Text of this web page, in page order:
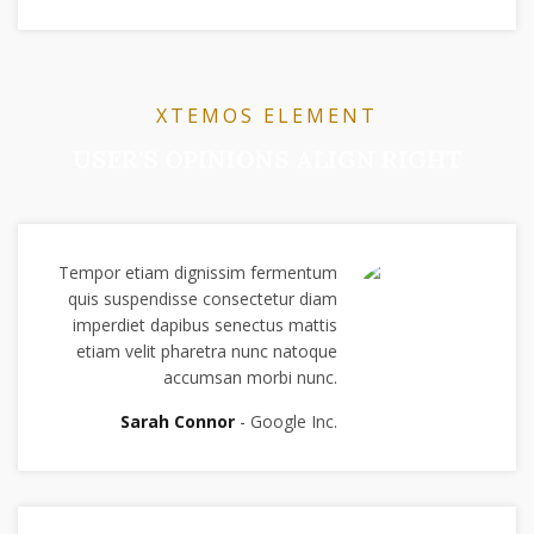
XTEMOS ELEMENT
Tempor etiam dignissim fermentum
quis suspendisse consectetur diam
imperdiet dapibus senectus mattis
etiam velit pharetra nunc natoque
accumsan morbi nunc.
Sarah Connor
Google Inc.